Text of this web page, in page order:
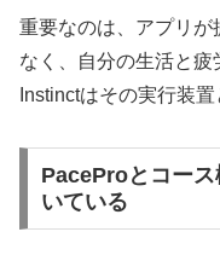
重要なのは、アプリ
なく、自分の生活と疲
Instinctはその実行装
PaceProとコー
いている